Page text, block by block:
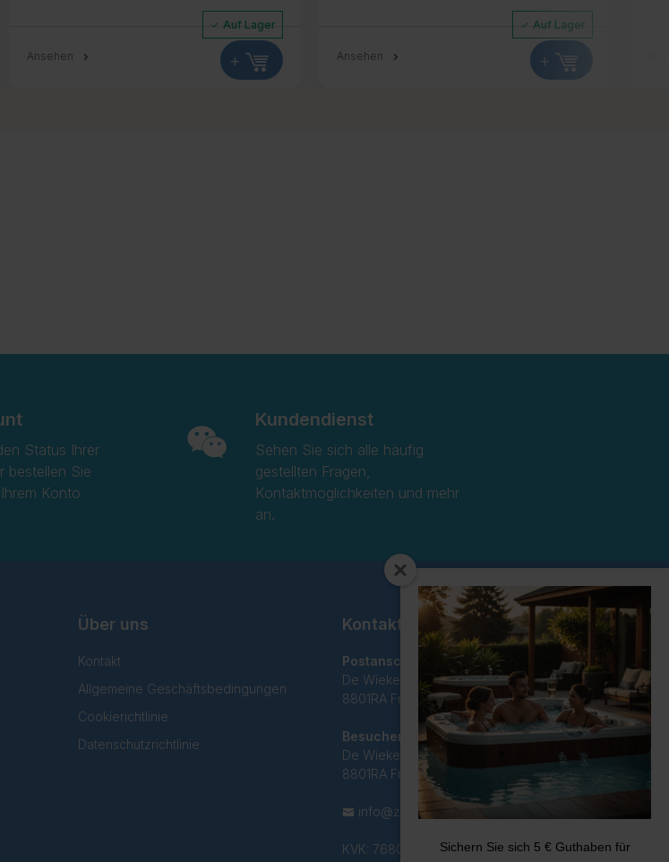
Status Ihrer
bestellen Sie
Konto
Kundendienst
Sehen Sie sich alle häufig
gestellten Fragen,
Kontaktmöglichkeiten und mehr
an.
Über uns
Kontakt
Allgemeine Geschäftsbedingungen
Cookierichtlinie
Datenschutzrichtlinie
Kontakt
Postanschrift
De Wieken 29C
8801RA Franeker
Besucheradresse
De Wieken 29C
8801RA Franeker
info@zwemreus.nl
KVK: 76800970
Sichern Sie sich 5 € Guthaben für